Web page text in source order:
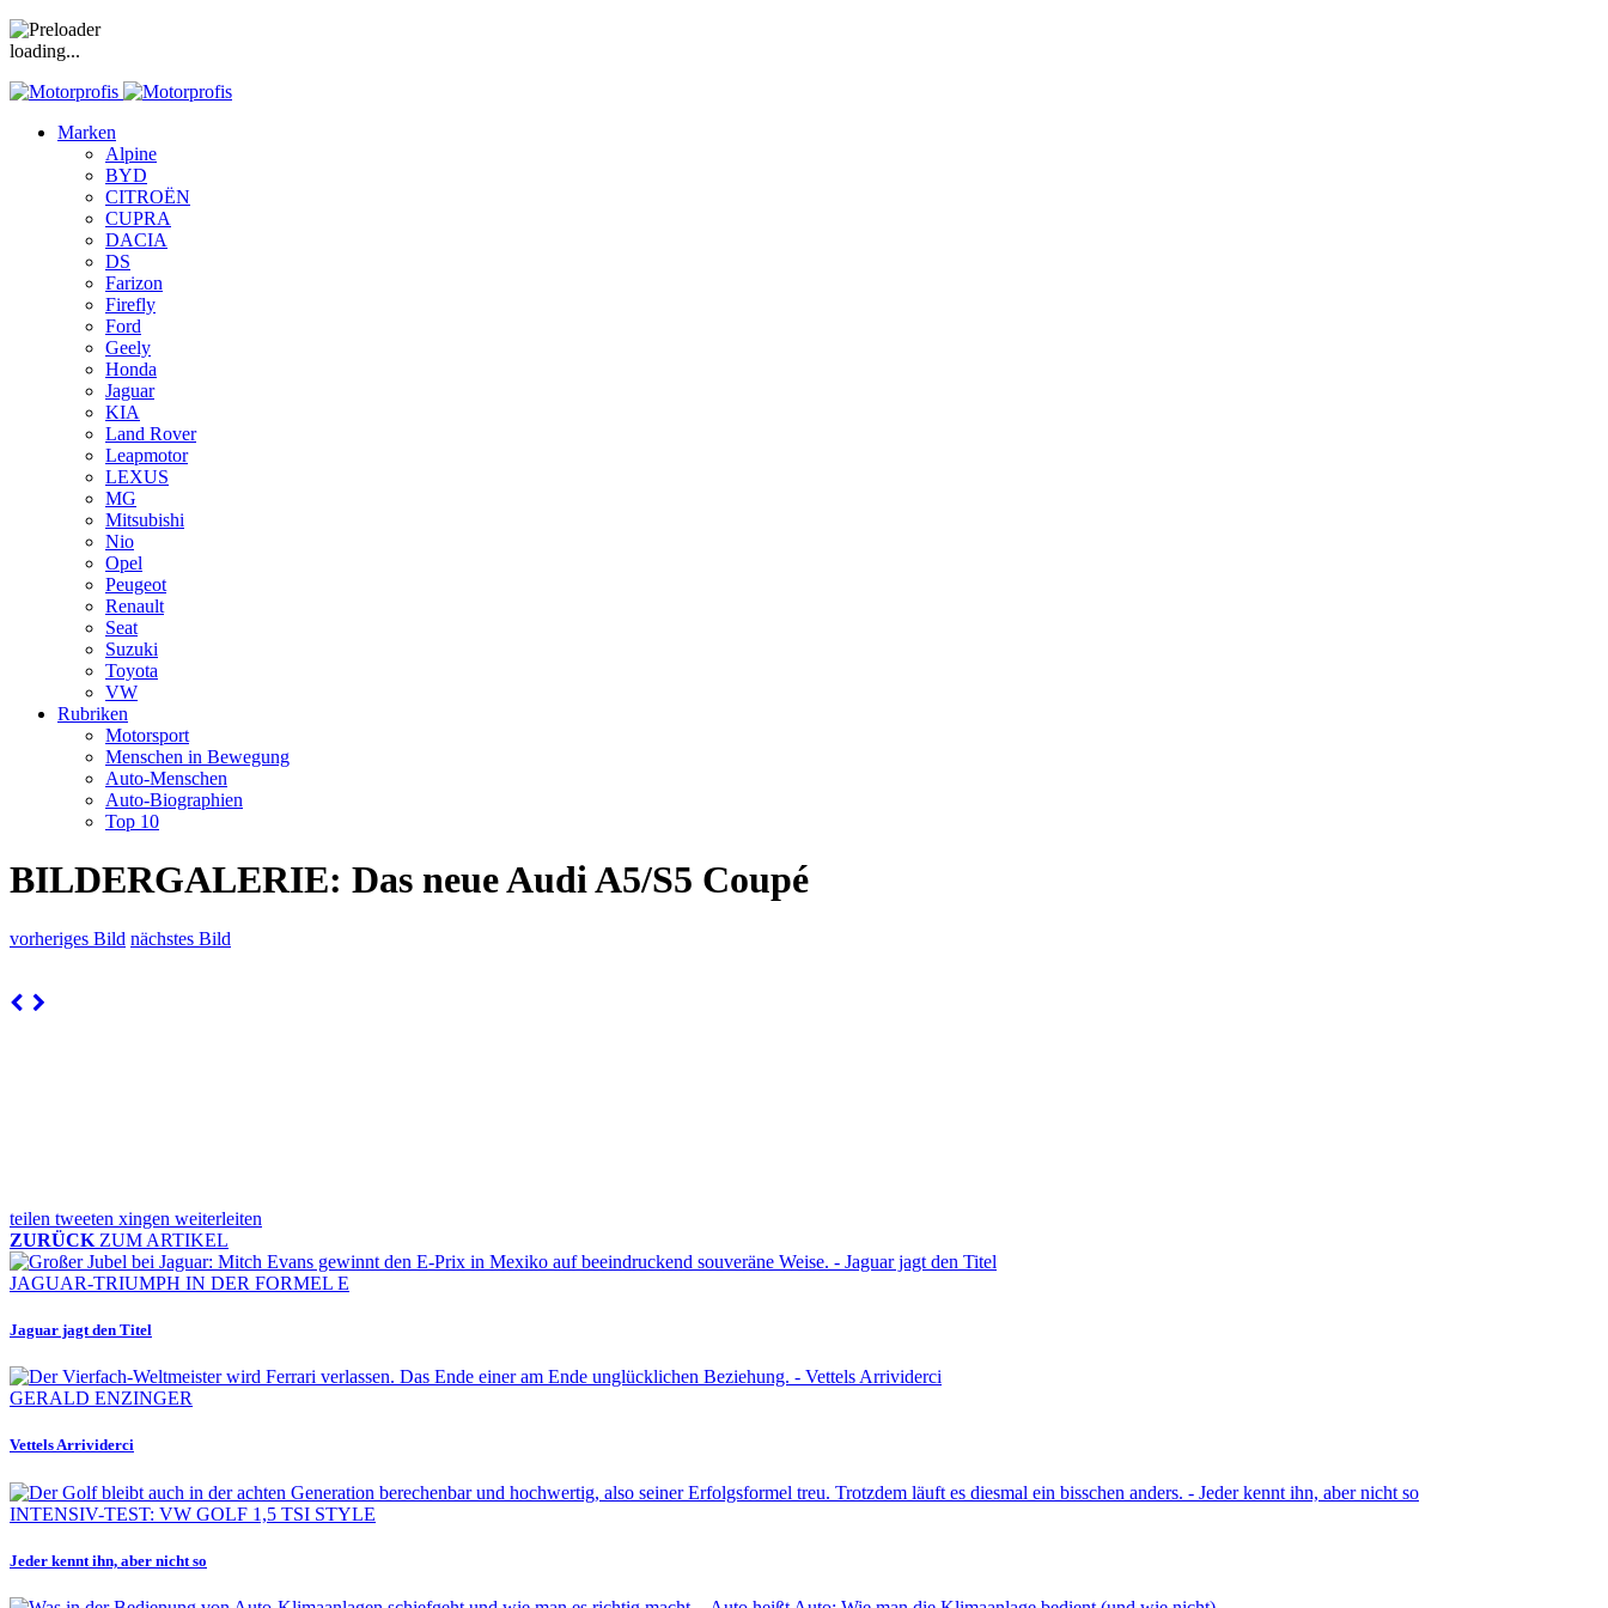
loading...
Marken
Alpine
BYD
CITROËN
CUPRA
DACIA
DS
Farizon
Firefly
Ford
Geely
Honda
Jaguar
KIA
Land Rover
Leapmotor
LEXUS
MG
Mitsubishi
Nio
Opel
Peugeot
Renault
Seat
Suzuki
Toyota
VW
Rubriken
Motorsport
Menschen in Bewegung
Auto-Menschen
Auto-Biographien
Top 10
BILDERGALERIE: Das neue Audi A5/S5 Coupé
vorheriges Bild nächstes Bild
teilen tweeten xingen weiterleiten
ZURÜCK ZUM ARTIKEL
JAGUAR-TRIUMPH IN DER FORMEL E
Jaguar jagt den Titel
GERALD ENZINGER
Vettels Arrividerci
INTENSIV-TEST: VW GOLF 1,5 TSI STYLE
Jeder kennt ihn, aber nicht so